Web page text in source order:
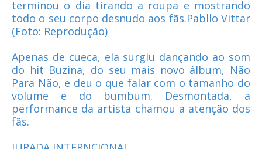
terminou o dia tirando a roupa e mostrando
todo o seu corpo desnudo aos fãs.Pabllo Vittar
(Foto: Reprodução)
Apenas de cueca, ela surgiu dançando ao som
do hit Buzina, do seu mais novo álbum, Não
Para Não, e deu o que falar com o tamanho do
volume e do bumbum. Desmontada, a
performance da artista chamou a atenção dos
fãs.